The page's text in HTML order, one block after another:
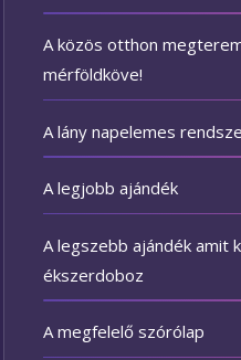
A közös otthon
mérföldköve!
A lány napelemes
A legjobb ajándék
A legszebb ajándék amit
ékszerdoboz
A megfelelő szórólap